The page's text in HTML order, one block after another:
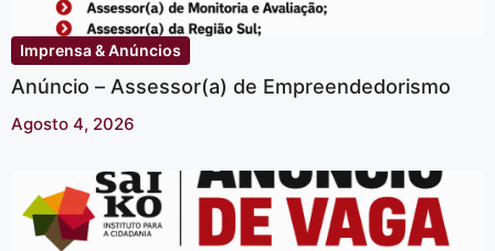
Imprensa & Anúncios
Anúncio – Assessor(a) de Empreendedorismo
Agosto 4, 2026